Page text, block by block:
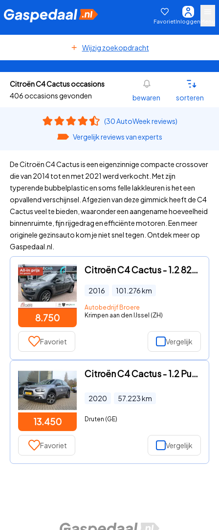
FavorietInloggen
Wijzig zoekopdracht
Citroën C4 Cactus occasions
406 occasions gevonden
bewaren sorteren
(30 AutoWeek reviews)
Vergelijk reviews van experts
De Citroën C4 Cactus is een eigenzinnige compacte crossover
die van 2014 tot en met 2021 werd verkocht. Met zijn
typerende bubbelplastic en soms felle lakkleuren is het een
opvallend verschijnsel. Afgezien van deze gimmick heeft de C4
Cactus veel te bieden, waaronder een aangename hoeveelheid
binnenruimte, fijn rijgedrag en efficiënte motoren. Een meer
originele gezinsauto kom je niet snel tegen. Ontdek meer op
Gaspedaal.nl.
8.750
Citroën C4 Cactus - 1.2 82 pk Business Shine Trekhaak
2016 101.276km
Autobedrijf Broere
Krimpen aan den IJssel (ZH)
Favoriet Vergelijk
13.450
Citroën C4 Cactus - 1.2 PureTech 110pk S&amp;S Feel airco navi carplay
2020 57.223km
Druten (GE)
Favoriet Vergelijk